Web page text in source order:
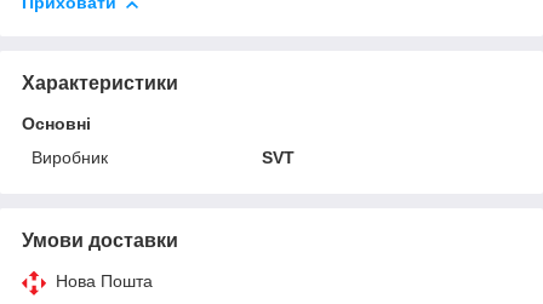
Характеристики
Основні
Виробник
SVT
Умови доставки
Нова Пошта